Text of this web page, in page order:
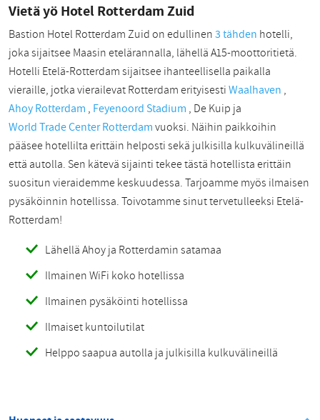
Vietä yö Hotel Rotterdam Zuid
Bastion Hotel Rotterdam Zuid on edullinen3 tähden hotelli,
joka sijaitsee Maasin etelärannalla, lähellä A15-moottoritietä.
Hotelli Etelä-Rotterdam sijaitsee ihanteellisella paikalla
vieraille, jotka vierailevat Rotterdam erityisestiWaalhaven ,
Ahoy Rotterdam , Feyenoord Stadium , De Kuip ja
World Trade Center Rotterdamvuoksi. Näihin paikkoihin
pääsee hotellilta erittäin helposti sekä julkisilla kulkuvälineillä
että autolla. Sen kätevä sijainti tekee tästä hotellista erittäin
suositun vieraidemme keskuudessa. Tarjoamme myös ilmaisen
pysäköinnin hotellissa. Toivotamme sinut tervetulleeksi Etelä-
Rotterdam!
Lähellä Ahoy ja Rotterdamin satamaa
Ilmainen WiFi koko hotellissa
Ilmainen pysäköinti hotellissa
Ilmaiset kuntoilutilat
Helppo saapua autolla ja julkisilla kulkuvälineillä